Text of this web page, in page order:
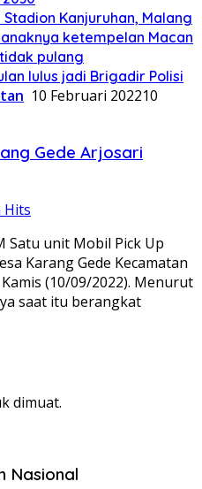
Kanjuruhan, Malang
ketempelan Macan
pulang
lulus jadi Brigadir Polisi
10 Februari 202210
Gede Arjosari
Hits
Satu unit Mobil Pick Up
Karang Gede Kecamatan
(10/09/2022). Menurut
saat itu berangkat
dimuat.
Nasional